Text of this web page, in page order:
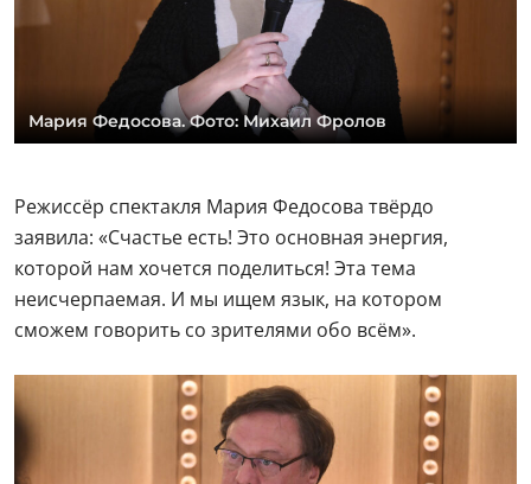
Мария Федосова. Фото: Михаил Фролов
Режиссёр спектакля Мария Федосова твёрдо
заявила: «Счастье есть! Это основная энергия,
которой нам хочется поделиться! Эта тема
неисчерпаемая. И мы ищем язык, на котором
сможем говорить со зрителями обо всём».